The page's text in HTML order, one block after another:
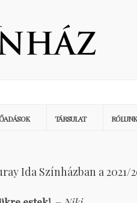
TÁRSULAT RÓLUNK
Ida Színházban a 2021/